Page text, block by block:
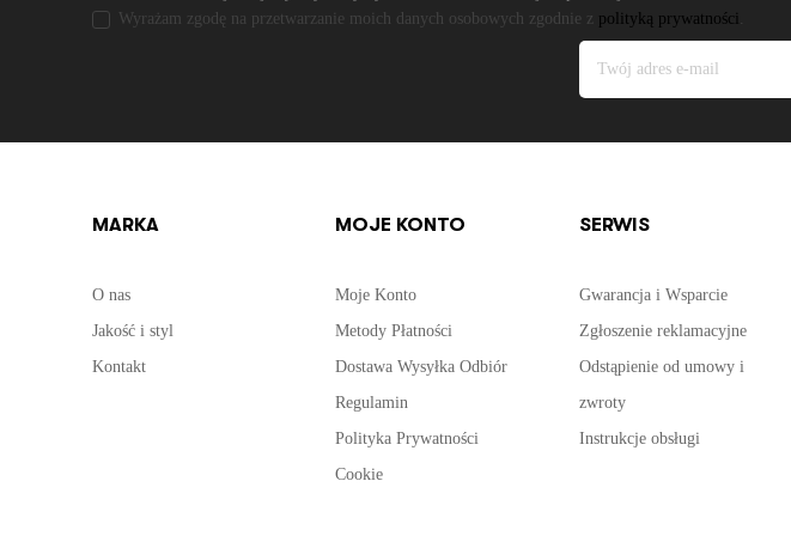
Wyrażam zgodę na przetwarzanie moich danych osobowych zgodnie z polityką prywatności
MARKA
O nas
Jakość i styl
Kontakt
MOJE KONTO
Moje Konto
Metody Płatności
Dostawa Wysyłka Odbiór
Regulamin
Polityka Prywatności
Cookie
SERWIS
Gwarancja i Wsparcie
Zgłoszenie reklamacyjne
Odstąpienie od umowy i
zwroty
Instrukcje obsługi